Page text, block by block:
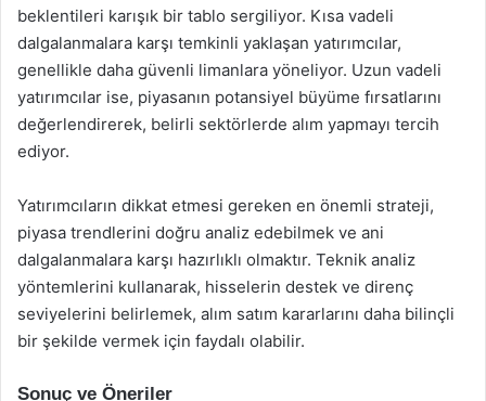
beklentileri karışık bir tablo sergiliyor. Kısa vadeli
dalgalanmalara karşı temkinli yaklaşan yatırımcılar,
genellikle daha güvenli limanlara yöneliyor. Uzun vadeli
yatırımcılar ise, piyasanın potansiyel büyüme fırsatlarını
değerlendirerek, belirli sektörlerde alım yapmayı tercih
ediyor.
Yatırımcıların dikkat etmesi gereken en önemli strateji,
piyasa trendlerini doğru analiz edebilmek ve ani
dalgalanmalara karşı hazırlıklı olmaktır. Teknik analiz
yöntemlerini kullanarak, hisselerin destek ve direnç
seviyelerini belirlemek, alım satım kararlarını daha bilinçli
bir şekilde vermek için faydalı olabilir.
Sonuç ve Öneriler